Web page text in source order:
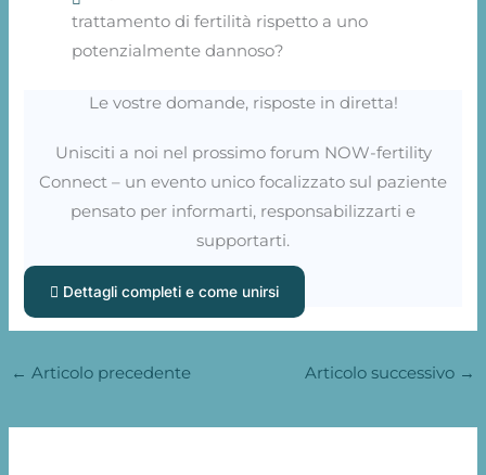
trattamento di fertilità rispetto a uno
potenzialmente dannoso?
Le vostre domande, risposte in diretta!
Unisciti a noi nel prossimo forum NOW-fertility
Connect – un evento unico focalizzato sul paziente
pensato per informarti, responsabilizzarti e
supportarti.
Dettagli completi e come unirsi
← Articolo precedente Articolo successivo →